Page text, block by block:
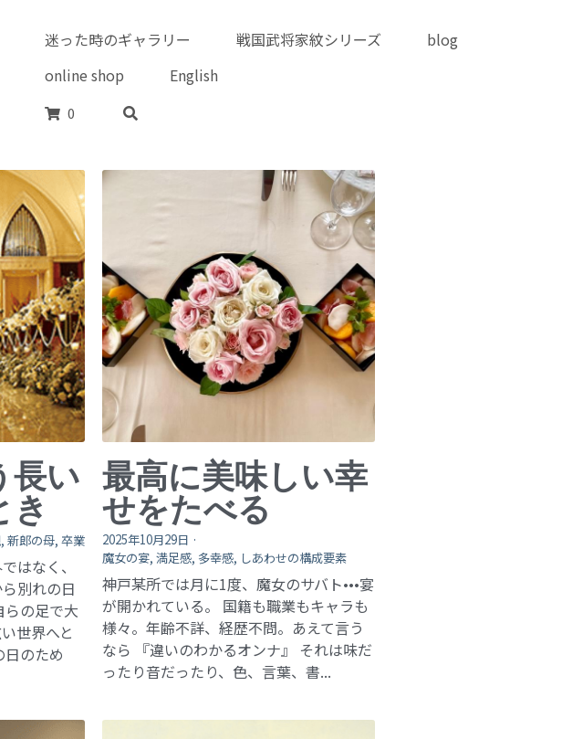
私へのご褒美
迷った時のギャラリー
戦国武将家紋シリーズ
0
長い
き
新郎の母, 卒業
はなく、
別れの日
らの足で大
世界へと
のため
最高に美味しい幸
せをたべる
2025年10月29日 ·
魔女の宴, 満足感, 多幸感, しあわせの構成要素
神戸某所では月に1度、魔女のサバト•••宴
が開かれている。 国籍も職業もキャラも
様々。年齢不詳、経歴不問。あえて言う
なら 『違いのわかるオンナ』 それは味だ
ったり音だったり、色、言葉、書...